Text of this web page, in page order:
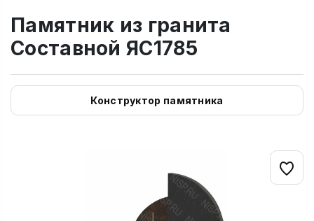
Памятник из гранита
Составной ЯС1785
Конструктор памятника